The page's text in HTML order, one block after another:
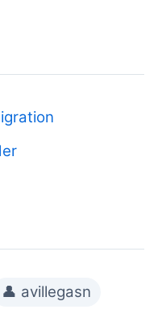
👤 avillegasn